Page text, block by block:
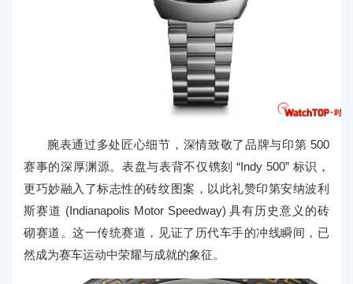
腕表通过多处匠心细节，深情致敬了品牌与印第 500
赛事的深厚渊源。表盘与表背不仅镌刻 “Indy 500” 标识，
更巧妙融入了标志性的砖纹图案，以此礼赞印第安纳波利
斯赛道 (Indianapolis Motor Speedway) 具有历史意义的砖
砌赛道。这一传统赛道，见证了历代车手的冲线瞬间，已
然成为赛车运动中荣耀与成就的象征。